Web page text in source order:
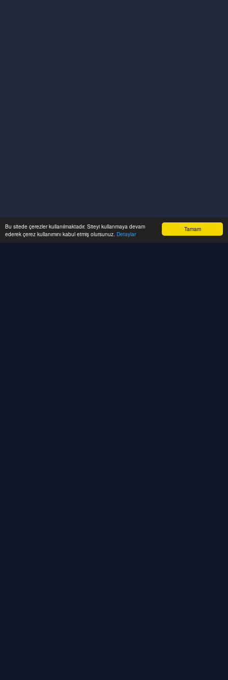
Tamam
Bu sitede çerezler kullanılmaktadır. Siteyi kullanmaya devam
ederek çerez kullanımını kabul etmiş olursunuz. Detaylar